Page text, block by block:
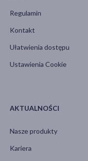
Regulamin
Kontakt
Ułatwienia dostępu
Ustawienia Cookie
AKTUALNOŚCI
Nasze produkty
Kariera